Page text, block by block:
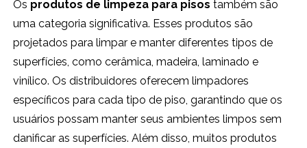
Os produtos de limpeza para pisos também são
uma categoria significativa. Esses produtos são
projetados para limpar e manter diferentes tipos de
superfícies, como cerâmica, madeira, laminado e
vinílico. Os distribuidores oferecem limpadores
específicos para cada tipo de piso, garantindo que os
usuários possam manter seus ambientes limpos sem
danificar as superfícies. Além disso, muitos produtos